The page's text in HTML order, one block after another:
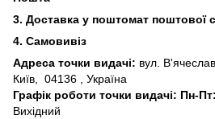
3. Доставка у поштомат поштової
4. Самовивіз
Адреса точки видачі: вул.
Київ,
04136 , Україна
Графік роботи точки видачі: Пн-Пт:
Вихідний